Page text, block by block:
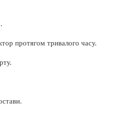
протягом тривалого часу.